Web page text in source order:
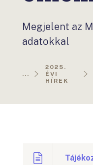
Megjelent az
adatokkal
...
2025.
ÉVI
HÍREK